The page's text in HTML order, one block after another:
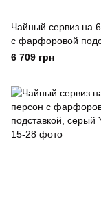
Чайный сервиз на
с фарфоровой
серый Yiwu Сірий
6 709 грн